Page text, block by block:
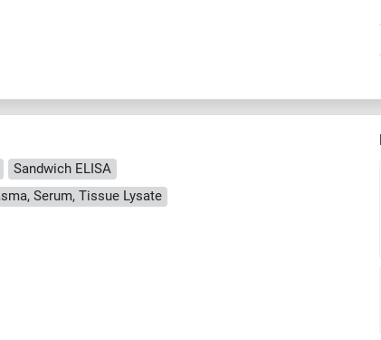
Sandwich ELISA
Serum, Tissue Lysate